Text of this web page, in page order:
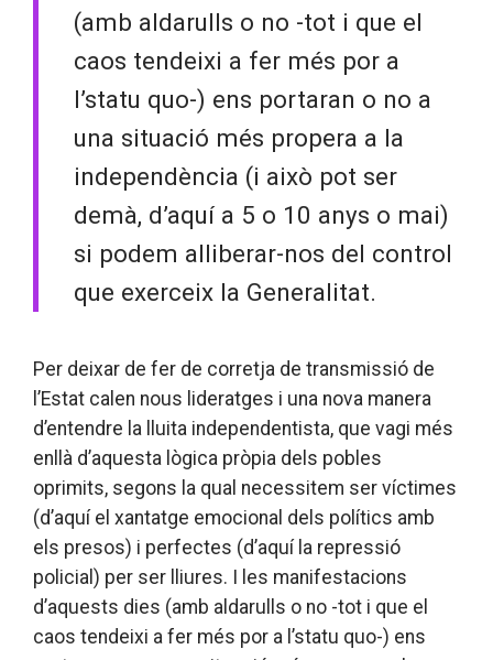
(amb aldarulls o no -tot i que el
caos tendeixi a fer més por a
l’statu quo-) ens portaran o no a
una situació més propera a la
independència (i això pot ser
demà, d’aquí a 5 o 10 anys o mai)
si podem alliberar-nos del control
que exerceix la Generalitat.
Per deixar de fer de corretja de transmissió de
l’Estat calen nous lideratges i una nova manera
d’entendre la lluita independentista, que vagi més
enllà d’aquesta lògica pròpia dels pobles
oprimits, segons la qual necessitem ser víctimes
(d’aquí el xantatge emocional dels polítics amb
els presos) i perfectes (d’aquí la repressió
policial) per ser lliures. I les manifestacions
d’aquests dies (amb aldarulls o no -tot i que el
caos tendeixi a fer més por a l’statu quo-) ens